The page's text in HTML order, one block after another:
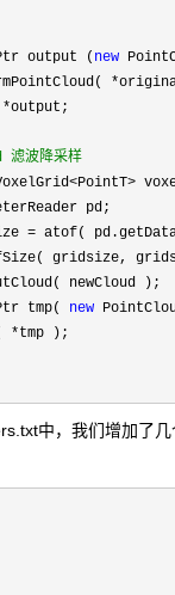
output (
new
波降采样
= atof(
tmp(
new
*
中，我们增加了几